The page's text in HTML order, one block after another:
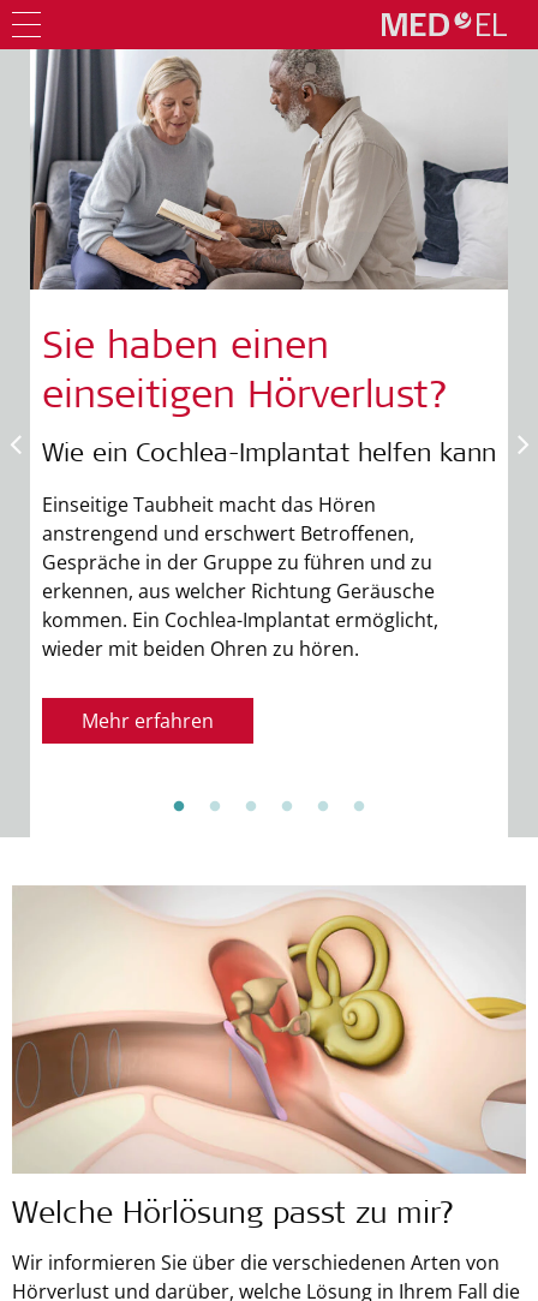
Sie haben einen
einseitigen Hörverlust?
Wie ein Cochlea-Implantat helfen kann
Einseitige Taubheit macht das Hören
anstrengend und erschwert Betroffenen,
Gespräche in der Gruppe zu führen und zu
erkennen, aus welcher Richtung Geräusche
kommen. Ein Cochlea-Implantat ermöglicht,
wieder mit beiden Ohren zu hören.
Mehr erfahren
Welche Hörlösung passt zu mir?
Wir informieren Sie über die verschiedenen Arten von
Hörverlust und darüber, welche Lösung in Ihrem Fall die